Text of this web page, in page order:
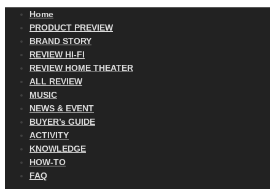
Home
PRODUCT PREVIEW
BRAND STORY
REVIEW HI-FI
REVIEW HOME THEATER
ALL REVIEW
MUSIC
NEWS & EVENT
BUYER’s GUIDE
ACTIVITY
KNOWLEDGE
HOW-TO
FAQ